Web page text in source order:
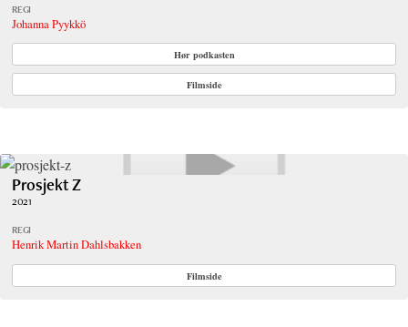
REGI
Johanna Pyykkö
Hør podkasten
Filmside
Prosjekt Z
2021
REGI
Henrik Martin Dahlsbakken
Filmside